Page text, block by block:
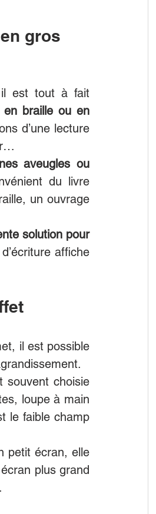
gros
il est tout à fait
en braille ou en
d’une lecture
aveugles ou
du livre
un ouvrage
solution pour
affiche
il est possible
souvent choisie
loupe à main
le faible champ
petit écran, elle
plus grand